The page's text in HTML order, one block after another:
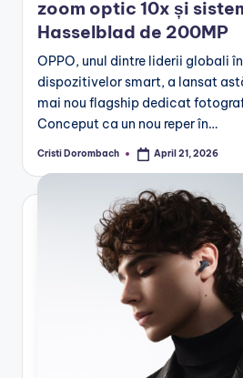
zoom optic 10x și
Hasselblad de 200MP
OPPO, unul dintre liderii globali
dispozitivelor smart, a lansat
mai nou flagship dedicat
Conceput ca un nou reper în…
Posted
Cristi Dorombach April 21, 2026